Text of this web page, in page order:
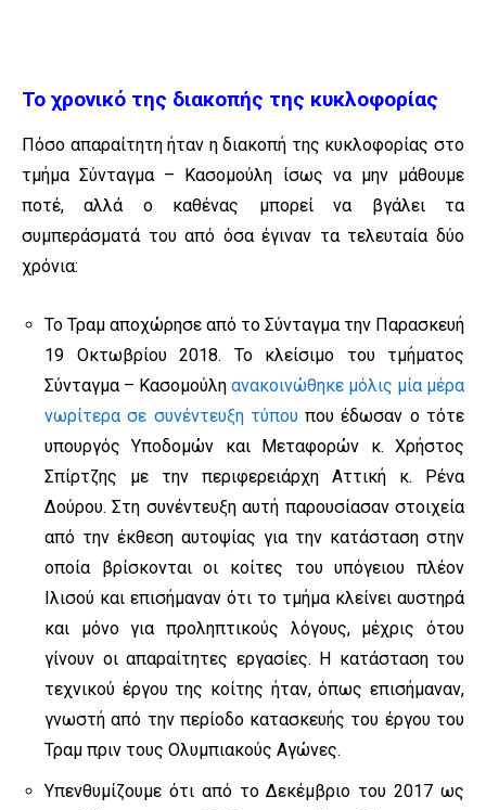
Το χρονικό της διακοπής της κυκλοφορίας
Πόσο απαραίτητη ήταν η διακοπή της κυκλοφορίας στο
τμήμα Σύνταγμα – Κασομούλη ίσως να μην μάθουμε
ποτέ, αλλά ο καθένας μπορεί να βγάλει τα
συμπεράσματά του από όσα έγιναν τα τελευταία δύο
χρόνια:
Το Τραμ αποχώρησε από το Σύνταγμα την Παρασκευή
19 Οκτωβρίου 2018. Το κλείσιμο του τμήματος
Σύνταγμα – Κασομούλη ανακοινώθηκε μόλις μία μέρα
νωρίτερα σε συνέντευξη τύπου που έδωσαν ο τότε
υπουργός Υποδομών και Μεταφορών κ. Χρήστος
Σπίρτζης με την περιφερειάρχη Αττική κ. Ρένα
Δούρου. Στη συνέντευξη αυτή παρουσίασαν στοιχεία
από την έκθεση αυτοψίας για την κατάσταση στην
οποία βρίσκονται οι κοίτες του υπόγειου πλέον
Ιλισού και επισήμαναν ότι το τμήμα κλείνει αυστηρά
και μόνο για προληπτικούς λόγους, μέχρις ότου
γίνουν οι απαραίτητες εργασίες. Η κατάσταση του
τεχνικού έργου της κοίτης ήταν, όπως επισήμαναν,
γνωστή από την περίοδο κατασκευής του έργου του
Τραμ πριν τους Ολυμπιακούς Αγώνες.
Υπενθυμίζουμε ότι από το Δεκέμβριο του 2017 ως